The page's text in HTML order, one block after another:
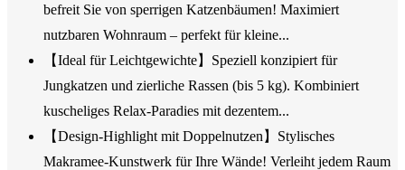
befreit Sie von sperrigen Katzenbäumen! Maximiert
nutzbaren Wohnraum – perfekt für kleine...
【Ideal für Leichtgewichte】Speziell konzipiert für
Jungkatzen und zierliche Rassen (bis 5 kg). Kombiniert
kuscheliges Relax-Paradies mit dezentem...
【Design-Highlight mit Doppelnutzen】Stylisches
Makramee-Kunstwerk für Ihre Wände! Verleiht jedem Raum